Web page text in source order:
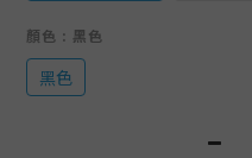
顏色 : 黑色
黑色